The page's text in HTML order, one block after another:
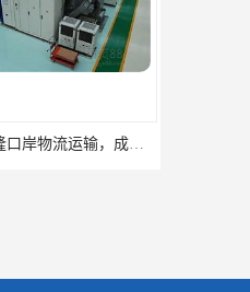
成都到吉隆口岸运输公司，成都吉隆专线运输